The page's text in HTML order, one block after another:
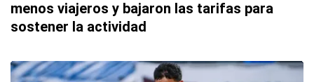
menos viajeros y bajaron las tarifas para
sostener la actividad